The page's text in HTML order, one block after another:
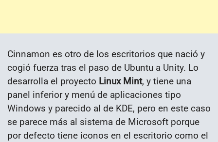
Cinnamon es otro de los escritorios que nació y
cogió fuerza tras el paso de Ubuntu a Unity. Lo
desarrolla el proyecto Linux Mint, y tiene una
panel inferior y menú de aplicaciones tipo
Windows y parecido al de KDE, pero en este caso
se parece más al sistema de Microsoft porque
por defecto tiene iconos en el escritorio como el